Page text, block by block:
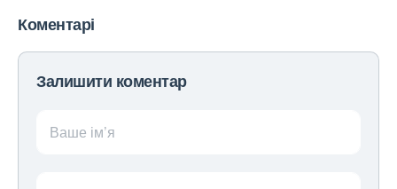
Коментарі
Залишити коментар
Ваше ім’я